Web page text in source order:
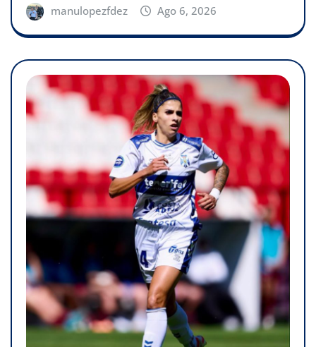
manulopezfdez Ago 6, 2026